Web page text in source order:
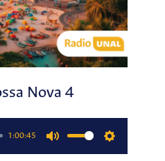
Nova 4
1:00:45